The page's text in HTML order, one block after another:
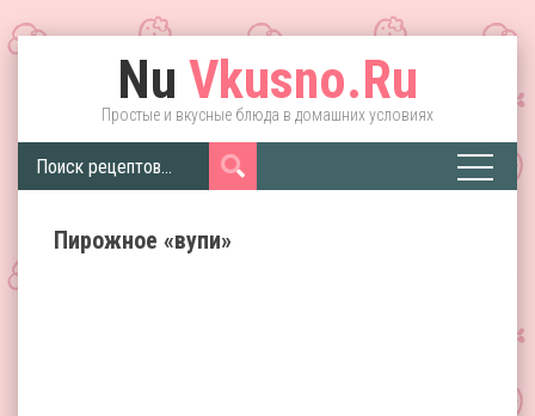
Nu Vkusno.Ru
Простые и вкусные блюда в домашних условиях
Пирожное «вупи»